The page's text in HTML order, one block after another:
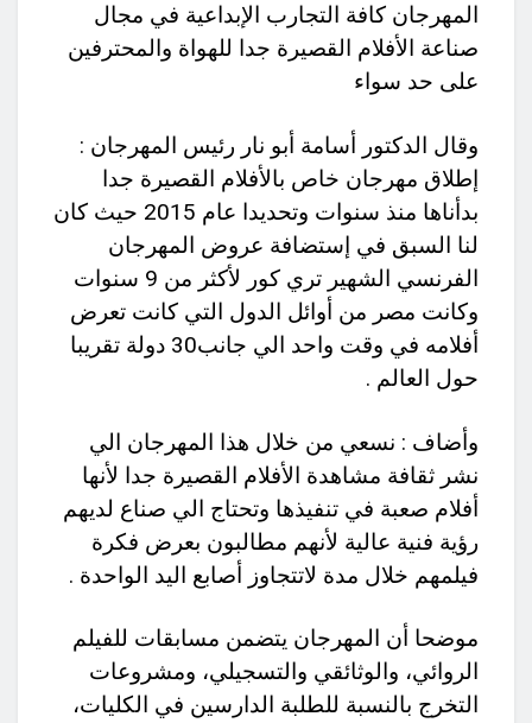
المهرجان كافة التجارب الإبداعية في مجال
صناعة الأفلام القصيرة جدا للهواة والمحترفين
على حد سواء
وقال الدكتور أسامة أبو نار رئيس المهرجان :
إطلاق مهرجان خاص بالأفلام القصيرة جدا
بدأناها منذ سنوات وتحديدا عام 2015 حيث كان
لنا السبق في إستضافة عروض المهرجان
الفرنسي الشهير تري كور لأكثر من 9 سنوات
وكانت مصر من أوائل الدول التي كانت تعرض
أفلامه في وقت واحد الي جانب30 دولة تقريبا
حول العالم .
وأضاف : نسعي من خلال هذا المهرجان الي
نشر ثقافة مشاهدة الأفلام القصيرة جدا لأنها
أفلام صعبة في تنفيذها وتحتاج الي صناع لديهم
رؤية فنية عالية لأنهم مطالبون بعرض فكرة
فيلمهم خلال مدة لاتتجاوز أصابع اليد الواحدة .
موضحا أن المهرجان يتضمن مسابقات للفيلم
الروائي، والوثائقي والتسجيلي، ومشروعات
التخرج بالنسبة للطلبة الدارسين في الكليات،